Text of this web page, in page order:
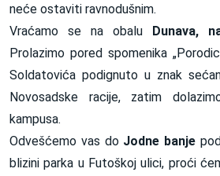
neće ostaviti ravnodušnim.
Vraćamo se na obalu Dunava,
Prolazimo pored spomenika
Soldatovića podignuto u znak
Novosadske racije, zatim
kampusa.
Odvešćemo vas do Jodne banje
blizini parka u Futoškoj ulici, proći